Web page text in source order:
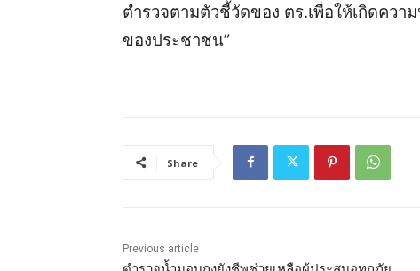
ตำรวจตามตัวชี้วัดของ ตร.เพื่อให้เกิดคว
ของประชาชน”
Share
Previous article